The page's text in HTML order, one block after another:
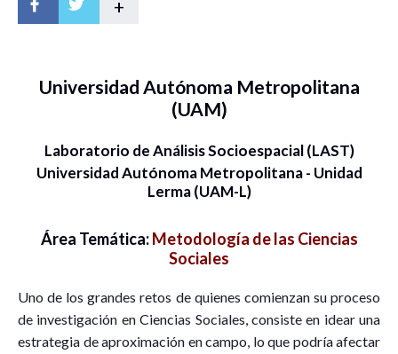
+
Universidad Autónoma Metropolitana
(UAM)
Laboratorio de Análisis Socioespacial (LAST)
Universidad Autónoma Metropolitana - Unidad
Lerma (UAM-L)
Área Temática:Metodología de las Ciencias
Sociales
Uno de los grandes retos de quienes comienzan su proceso
de investigación en Ciencias Sociales, consiste en idear una
estrategia de aproximación en campo, lo que podría afectar